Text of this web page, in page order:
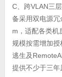
C、跨VLAN三
备采用双电源
m，适配各类机
规模按需增加
逃生及
提供不少于三年